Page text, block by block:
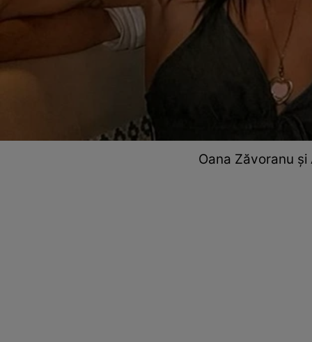
Oana Zăvoranu